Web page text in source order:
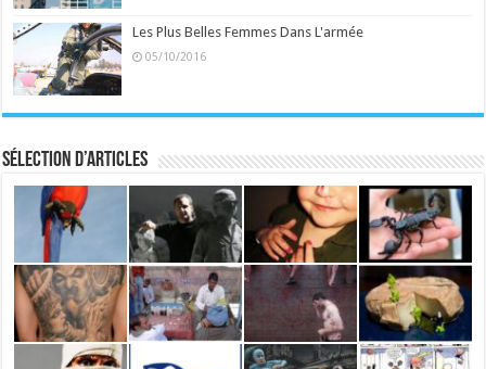
Les Plus Belles Femmes Dans L'armée
05/10/2016
Sélection d’articles